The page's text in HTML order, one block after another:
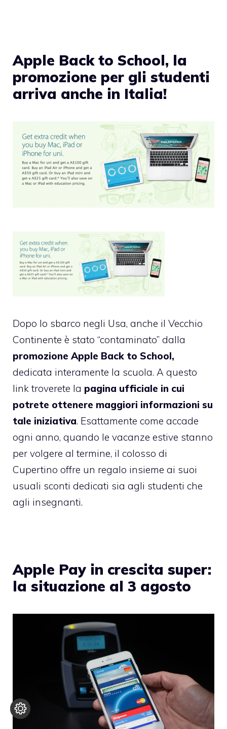
Apple Back to School, la
promozione per gli studenti
arriva anche in Italia!
Dopo lo sbarco negli Usa, anche il Vecchio
Continente è stato “contaminato” dalla
promozione Apple Back to School,
dedicata interamente la scuola. A questo
link troverete la pagina ufficiale in cui
potrete ottenere maggiori informazioni su
tale iniziativa. Esattamente come accade
ogni anno, quando le vacanze estive stanno
per volgere al termine, il colosso di
Cupertino offre un regalo insieme ai suoi
usuali sconti dedicati sia agli studenti che
agli insegnanti.
Apple Pay in crescita super:
la situazione al 3 agosto